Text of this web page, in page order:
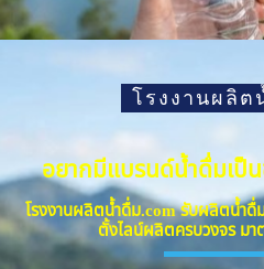
โรงงานผลิต
อยากมีแบรนด์น้ำดื่มเป็
โรงงานผลิตน้ำดื่ม.com รับผลิตน้ำ
ตั้งไลน์ผลิตครบวงจร มา